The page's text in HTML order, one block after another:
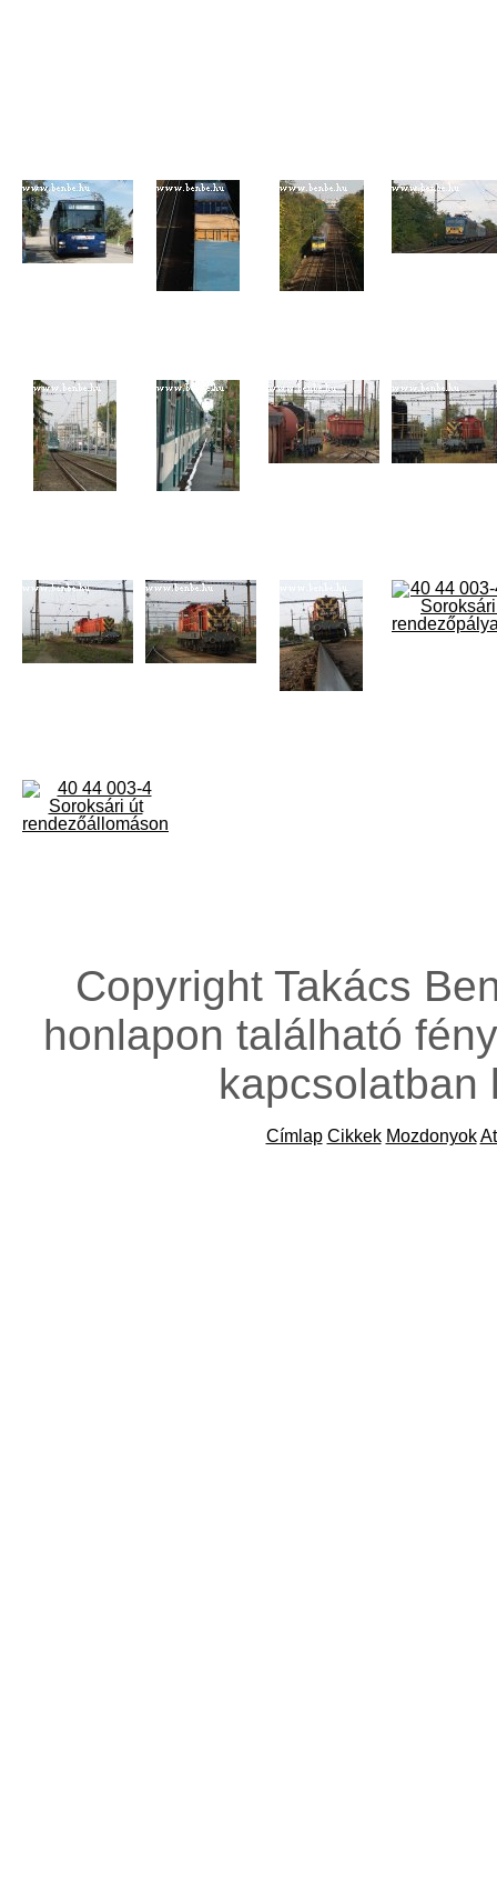
Copyright Takács
honlapon található
Címlap Cikkek Mozdonyok